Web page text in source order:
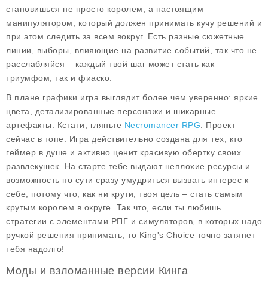
становишься не просто королем, а настоящим
манипулятором, который должен принимать кучу решений и
при этом следить за всем вокруг. Есть разные сюжетные
линии, выборы, влияющие на развитие событий, так что не
расслабляйся – каждый твой шаг может стать как
триумфом, так и фиаско.
В плане графики игра выглядит более чем уверенно: яркие
цвета, детализированные персонажи и шикарные
артефакты. Кстати, гляньте Necromancer RPG . Проект
сейчас в топе. Игра действительно создана для тех, кто
геймер в душе и активно ценит красивую обертку своих
развлекушек. На старте тебе выдают неплохие ресурсы и
возможность по сути сразу умудриться вызвать интерес к
себе, потому что, как ни крути, твоя цель – стать самым
крутым королем в округе. Так что, если ты любишь
стратегии с элементами РПГ и симуляторов, в которых надо
ручкой решения принимать, то King's Choice точно затянет
тебя надолго!
Моды и взломанные версии Кинга